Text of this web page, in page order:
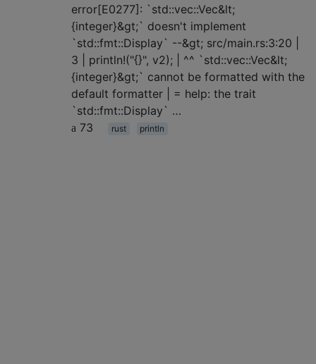
error[E0277]: `std::vec::Vec&lt;
{integer}&gt;` doesn't implement
`std::fmt::Display` --&gt; src/main.rs:3:20 |
3 | println!("{}", v2); | ^^ `std::vec::Vec&lt;
{integer}&gt;` cannot be formatted with the
default formatter | = help: the trait
`std::fmt::Display` …
73
rust println